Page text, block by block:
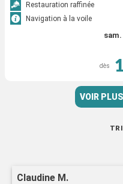
Restauration raffinée
Navigation à la voile
sam.
dès
VOIR
Claudine M.